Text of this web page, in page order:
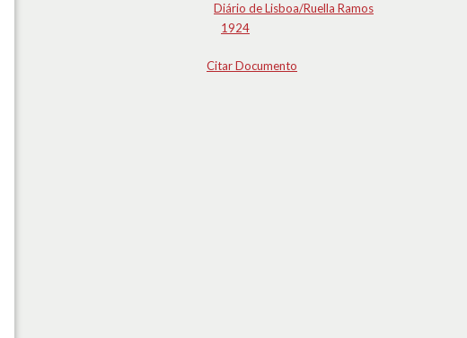
Diário de Lisboa/Ruella Ramos
1924
Citar Documento